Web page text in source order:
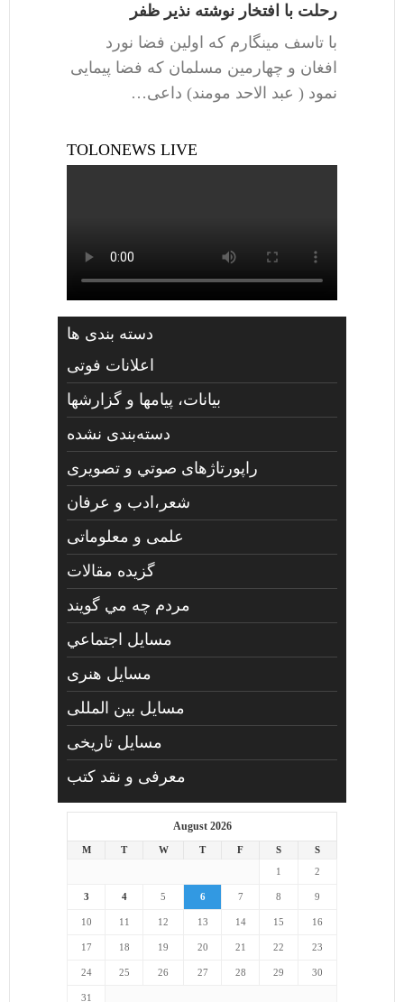
رحلت با افتخار نوشته نذیر ظفر
با تاسف مینگارم که اولین فضا نورد
افغان و چهارمین مسلمان که فضا پیمایی
نمود ( عبد الاحد مومند) داعی…
TOLONEWS LIVE
دسته بندی ها
اعلانات فوتی
بیانات، پیامها و گزارشها
دسته‌بندی نشده
راپورتاژهای صوتي و تصويری
شعر،ادب و عرفان
علمی و معلوماتی
گزیده مقالات
مردم چه مي گويند
مسايل اجتماعي
مسايل هنری
مسایل بین المللی
مسایل تاریخی
معرفی و نقد کتب
August 2026
M T W T F S
S
1
2
3 4 5 6 7 8 9
10 11 12 13 14 15 16
17 18 19 20 21 22 23
24 25 26 27 28 29 30
31